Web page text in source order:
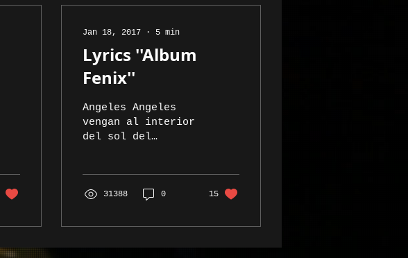
Jan 18, 2017 ∙ 5 min
Lyrics ''Album
Fenix''
Angeles Angeles
vengan al interior
del sol del
sus alas con la luz
31388 0 15